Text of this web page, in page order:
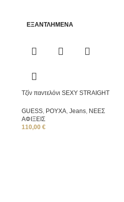
ΕΞΑΝΤΛΗΜΈΝΑ
Τζίν παντελόνι SEXY STRAIGHT
GUESS, ΡΟΥΧΑ, Jeans, ΝΕΕΣ
ΑΦΙΞΕΙΣ
110,00 €